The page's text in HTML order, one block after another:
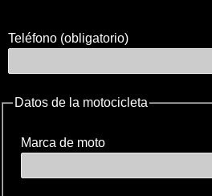
Teléfono (obligatorio)
Datos de la motocicleta
Marca de moto